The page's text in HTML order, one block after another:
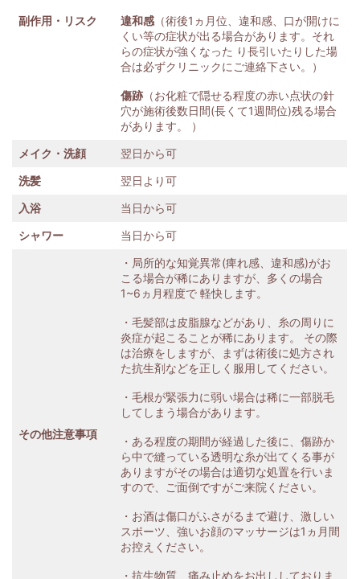
副作用・リスク 違和感 （術後1ヵ月位、違和感、口が開けに
くい等の症状が出る場合があります。それ
らの症状が強くなった り長引いたりした場
合は必ずクリニックにご連絡下さい。）
傷跡 （お化粧で隠せる程度の赤い点状の針
穴が施術後数日間(長くて1週間位)残る場合
があります。 ）
メイク・洗顔
翌日から可
洗髪
翌日より可
入浴
当日から可
シャワー
当日から可
その他注意事項
・局所的な知覚異常(痺れ感、違和感)がお
こる場合が稀にありますが、多くの場合
1~6ヵ月程度で 軽快します。
・毛髪部は皮脂腺などがあり、糸の周りに
炎症が起こることが稀にあります。 その際
は治療をしますが、まずは術後に処方され
た抗生剤などを正しく服用してください。
・毛根が緊張力に弱い場合は稀に一部脱毛
してしまう場合があります。
・ある程度の期間が経過した後に、傷跡か
ら中で縫っている透明な糸が出てくる事が
ありますがその場合は適切な処置を行いま
すので、ご面倒ですがご来院ください。
・お酒は傷口がふさがるまで避け、激しい
スポーツ、強いお顔のマッサージは1ヵ月間
お控えください。
・抗生物質、痛み止めをお出ししておりま